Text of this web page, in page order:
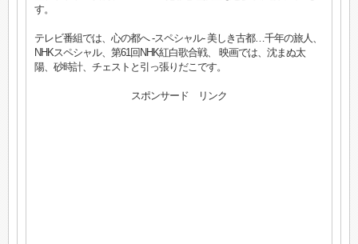
す。
テレビ番組では、心の都へ -スペシャル- 美しき古都…千年の旅人、
NHKスペシャル、第61回NHK紅白歌合戦、 映画では、沈まぬ太
陽、砂時計、チェストと引っ張りだこです。
スポンサード リンク